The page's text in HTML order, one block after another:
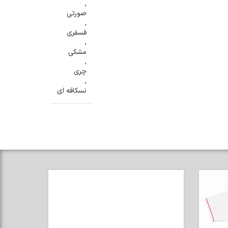
,
صورتی
,
فسفری
,
مشکی
,
چری
,
نسکافه ای